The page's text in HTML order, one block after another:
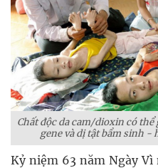
Chất độc da cam/dioxin có
gene và dị tật bẩm sinh
Kỷ niệm 63 năm Ngày